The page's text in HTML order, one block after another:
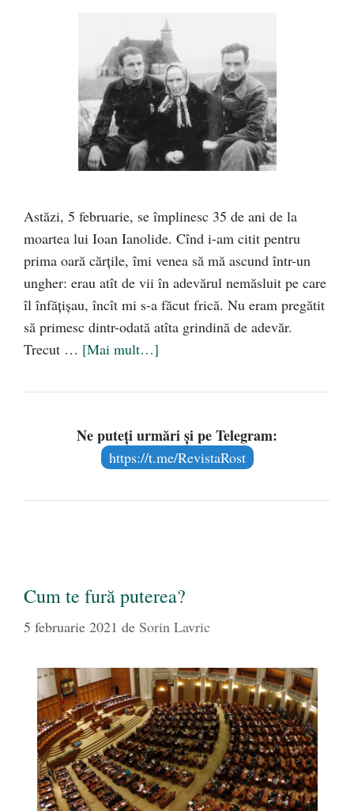
Astăzi, 5 februarie, se împlinesc 35 de ani de la
moartea lui Ioan Ianolide. Cînd i-am citit pentru
prima oară cărţile, îmi venea să mă ascund într-un
ungher: erau atît de vii în adevărul nemăsluit pe care
îl înfăţişau, încît mi s-a făcut frică. Nu eram pregătit
să primesc dintr-odată atîta grindină de adevăr.
Trecut … [Mai mult…]
Ne puteți urmări și pe Telegram:
https://t.me/RevistaRost
Cum te fură puterea?
5 februarie 2021 de Sorin Lavric